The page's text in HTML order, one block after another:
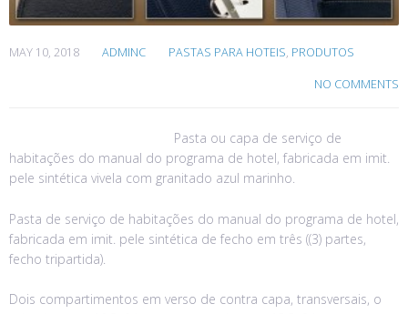
MAY 10, 2018 ADMINC PASTAS PARA HOTEIS, PRODUTOS
NO COMMENTS
Pasta ou capa de serviço de
habitações do manual do programa de hotel, fabricada em imit.
pele sintética vivela com granitado azul marinho.
Pasta de serviço de habitações do manual do programa de hotel,
fabricada em imit. pele sintética de fecho em três ((3) partes,
fecho tripartida).
Dois compartimentos em verso de contra capa, transversais, o